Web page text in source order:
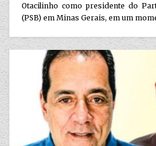
Otacilinho como presidente do
(PSB) em Minas Gerais, em um